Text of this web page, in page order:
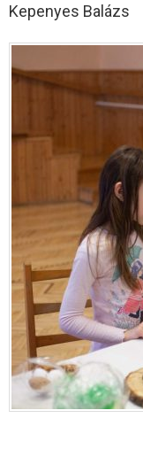
Kepenyes Balázs